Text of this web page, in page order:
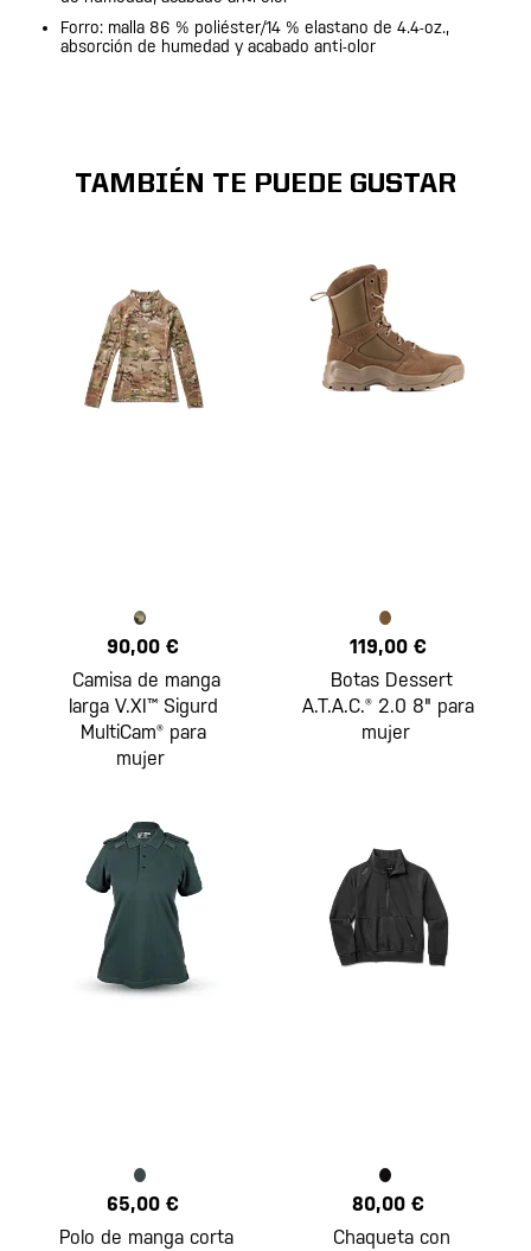
Forro: malla 86 % poliéster/14 % elastano de 4.4-oz.,
absorción de humedad y acabado anti-olor
TAMBIÉN TE PUEDE GUSTAR
90,00 €
Camisa de manga
larga V.XI™ Sigurd
MultiCam® para
mujer
119,00 €
Botas Dessert
A.T.A.C.® 2.0 8" para
mujer
65,00 €
Polo de manga corta
80,00 €
Chaqueta con